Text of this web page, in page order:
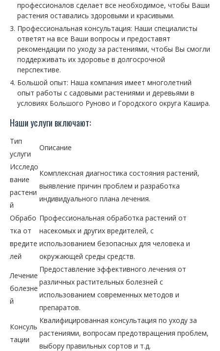
профессионалов сделает все необходимое, чтобы Ваши
растения оставались здоровыми и красивыми.
Профессиональная консультация: Наши специалисты
ответят на все Ваши вопросы и предоставят
рекомендации по уходу за растениями, чтобы Вы смогли
поддерживать их здоровье в долгосрочной
перспективе.
Большой опыт: Наша компания имеет многолетний
опыт работы с садовыми растениями и деревьями в
условиях Большого Руново и Городского округа Кашира.
Наши услуги включают:
Тип
услуги
Описание
Исследо
вание
растени
й
Комплексная диагностика состояния растений,
выявление причин проблем и разработка
индивидуального плана лечения.
Обрабо
тка от
вредите
лей
Профессиональная обработка растений от
насекомых и других вредителей, с
использованием безопасных для человека и
окружающей среды средств.
Лечение
болезне
й
Предоставление эффективного лечения от
различных растительных болезней с
использованием современных методов и
препаратов.
Консуль
тации
Квалифицированная консультация по уходу за
растениями, вопросам предотвращения проблем,
выбору правильных сортов и т.д.